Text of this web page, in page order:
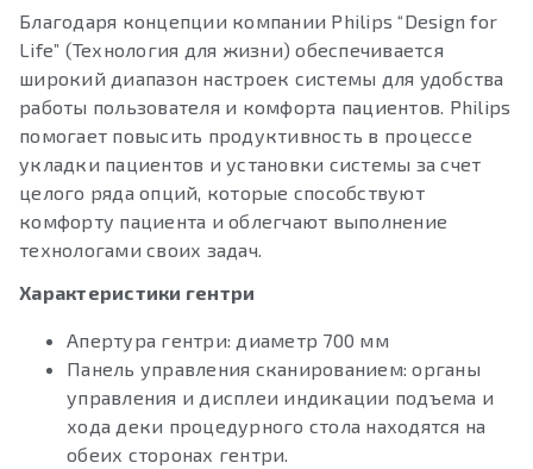
Благодаря концепции компании Philips “Design for
Life” (Технология для жизни) обеспечивается
широкий диапазон настроек системы для удобства
работы пользователя и комфорта пациентов. Philips
помогает повысить продуктивность в процессе
укладки пациентов и установки системы за счет
целого ряда опций, которые способствуют
комфорту пациента и облегчают выполнение
технологами своих задач.
Характеристики гентри
Апертура гентри: диаметр 700 мм
Панель управления сканированием: органы
управления и дисплеи индикации подъема и
хода деки процедурного стола находятся на
обеих сторонах гентри.